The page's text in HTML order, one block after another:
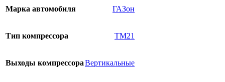
Марка автомобиля ГАЗон
Тип компрессора ТМ21
Выходы компрессораВертикальные